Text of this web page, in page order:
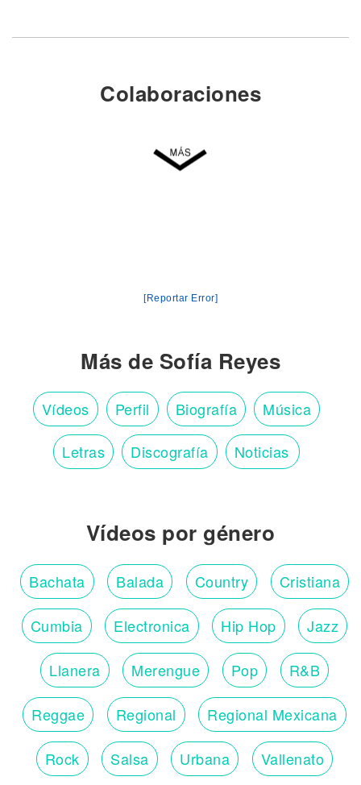
Colaboraciones
[Reportar Error]
Más de Sofía Reyes
Vídeos Perfil Biografía Música
Letras Discografía Noticias
Vídeos por género
Bachata Balada Country Cristiana
Cumbia Electronica Hip Hop Jazz
Llanera Merengue Pop R&B
Reggae Regional Regional Mexicana
Rock Salsa Urbana Vallenato